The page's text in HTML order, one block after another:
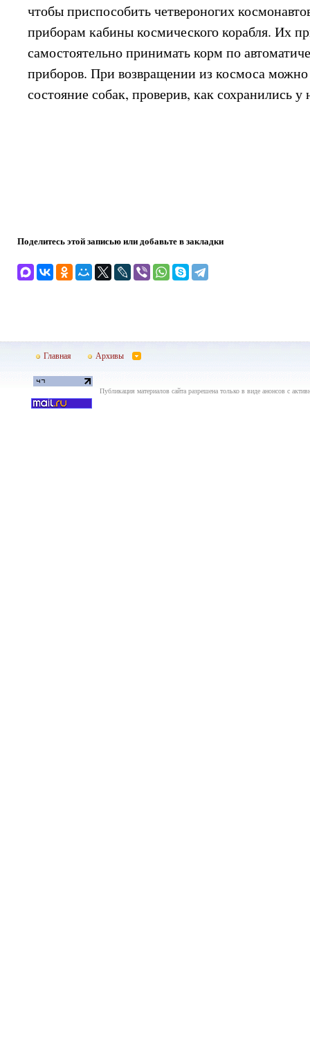
чтобы приспособить четвероногих
приборам кабины космического корабля. Их
самостоятельно принимать корм по
приборов. При возвращении из космоса можно
состояние собак, проверив, как сохранились
Поделитесь этой записью или добавьте в закладки
Главная Архивы
Публикация материалов сайта разрешена только в виде анонсов с